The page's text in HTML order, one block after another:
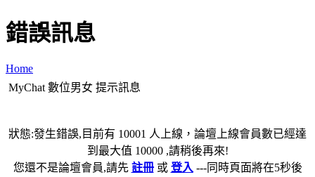
錯誤訊息
Home
MyChat 數位男女 提示訊息
狀態:發生錯誤,目前有 10001 人上線，論壇上線會員數已經達
到最大值 10000 ,請稍後再來!
您還不是論壇會員,請先 註冊或 登入 ---同時頁面將在5秒後